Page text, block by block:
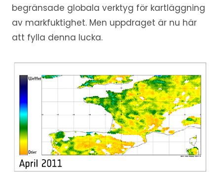
begränsade globala verktyg för kartläggning
av markfuktighet. Men uppdraget är nu här
att fylla denna lucka.